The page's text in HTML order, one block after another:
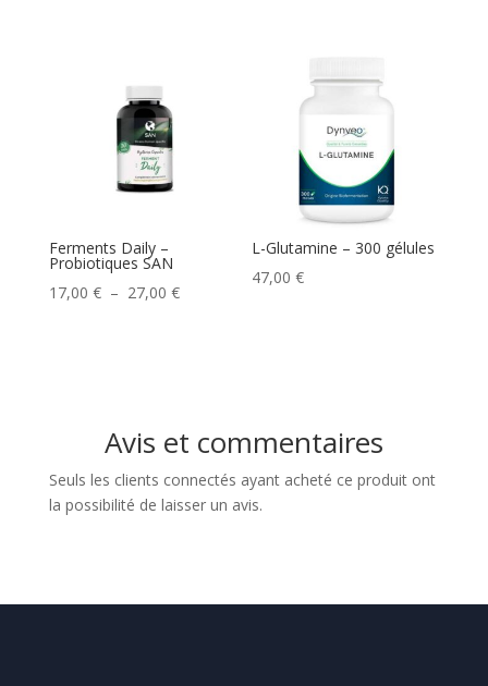
Ferments Daily –
Probiotiques SAN
17,00 € – 27,00 €Plage
27,00 €
L-Glutamine – 300 gélules
47,00€
Avis et commentaires
Seuls les clients connectés ayant acheté ce produit ont
la possibilité de laisser un avis.